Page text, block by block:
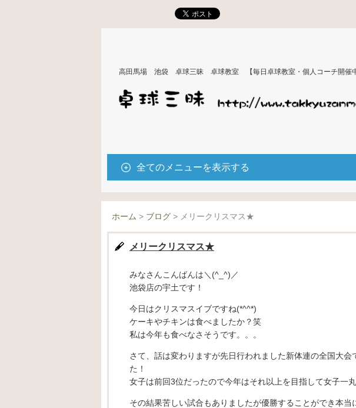
高田馬場 池袋 卓球三昧 卓球教室 【毎日卓球教室・個人コーチ開催中
全てのメニューを表示する
ホーム > ブログ > メリークリスマス★
メリークリスマス★
みなさんこんばんは＼(^_^)／
池袋店の宇土です！
今日はクリスマスイブですね(*^^*)
ケーキやチキンは食べましたか？笑
私は今年も食べなさそうです。。。
さて、話は変わりますが先日行われました新体連の全国大会
た！
女子は前回3位だったので今年はそれ以上を目指して女子一
その結果苦しい試合もありましたが優勝することができ本